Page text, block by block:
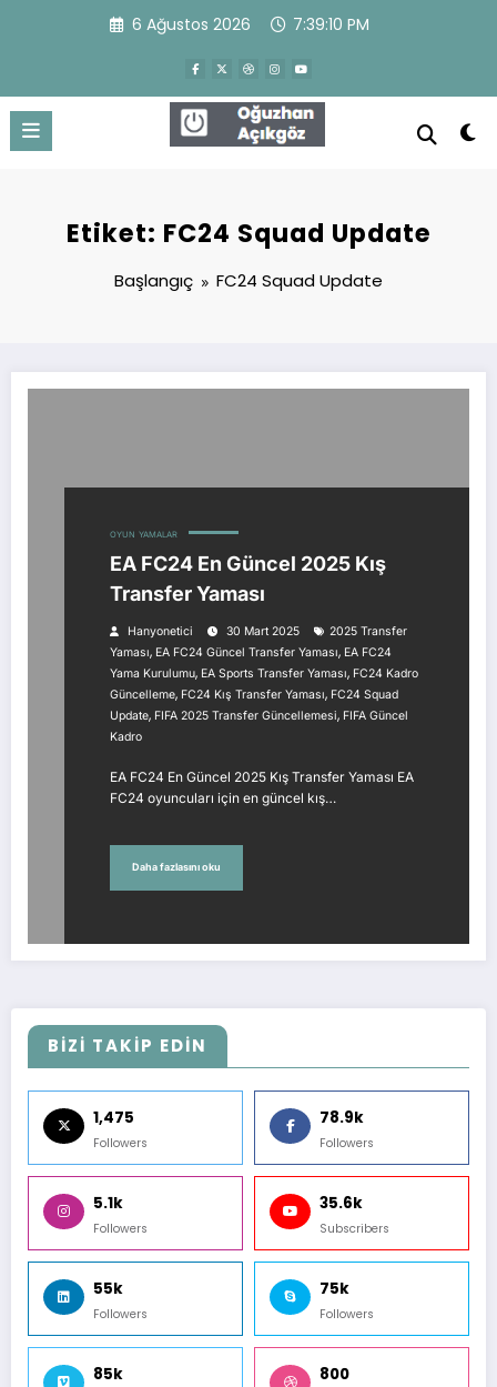
6 Ağustos 2026 7:39:11 PM
Etiket: FC24 Squad Update
Başlangıç FC24 Squad Update
OYUN YAMALAR
EA FC24 En Güncel 2025 Kış
Transfer Yaması
Hanyonetici 30 Mart 2025
2025 Transfer
Yaması, EA FC24 Güncel Transfer Yaması, EA FC24
Yama Kurulumu, EA Sports Transfer Yaması, FC24 Kadro
Güncelleme, FC24 Kış Transfer Yaması, FC24 Squad
Update, FIFA 2025 Transfer Güncellemesi, FIFA Güncel
Kadro
EA FC24 En Güncel 2025 Kış Transfer Yaması EA
FC24 oyuncuları için en güncel kış…
Daha fazlasını oku
BİZİ TAKİP EDİN
1,475
Followers
78.9k
Followers
5.1k
Followers
35.6k
Subscribers
55k
Followers
75k
Followers
85k 800